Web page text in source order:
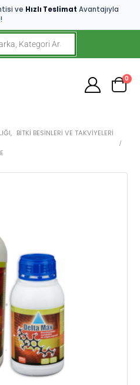
ve Hızlı Teslimat Avantajıyla
0
, BITKI BESINLERI VE TAKVIYELERI